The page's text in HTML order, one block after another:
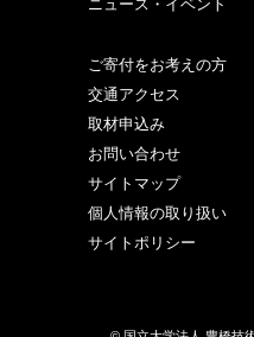
ニュース・イベント
ご寄付をお考えの方
交通アクセス
取材申込み
お問い合わせ
サイトマップ
個人情報の取り扱い
サイトポリシー